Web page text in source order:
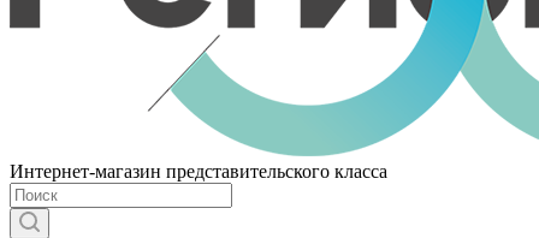
Интернет-магазин представительского класса